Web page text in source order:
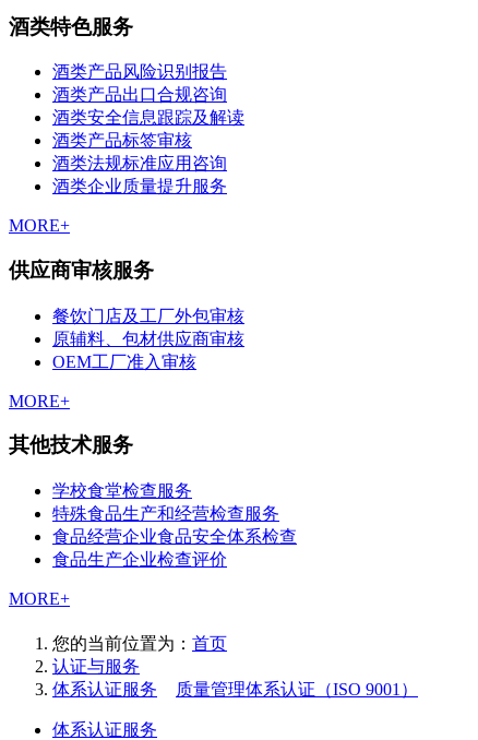
酒类特色服务
酒类产品风险识别报告
酒类产品出口合规咨询
酒类安全信息跟踪及解读
酒类产品标签审核
酒类法规标准应用咨询
酒类企业质量提升服务
MORE+
供应商审核服务
餐饮门店及工厂外包审核
原辅料、包材供应商审核
OEM工厂准入审核
MORE+
其他技术服务
学校食堂检查服务
特殊食品生产和经营检查服务
食品经营企业食品安全体系检查
食品生产企业检查评价
MORE+
您的当前位置为： 首页
认证与服务
体系认证服务
质量管理体系认证（ISO 9001）
体系认证服务